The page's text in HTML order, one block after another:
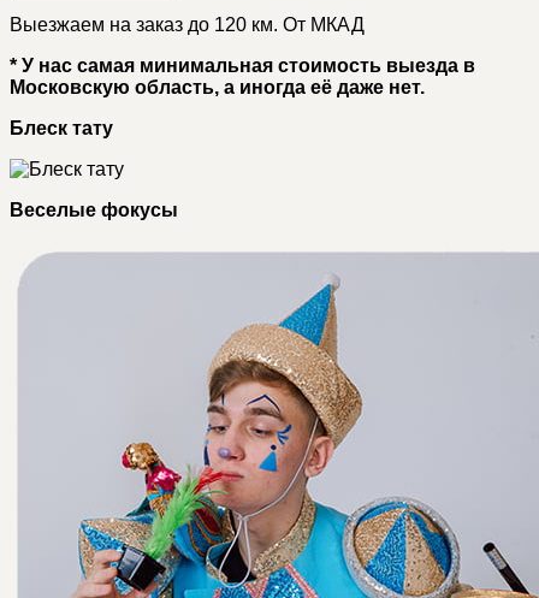
Выезжаем на заказ до 120 км. От МКАД
* У нас самая минимальная стоимость выезда в
Московскую область, а иногда её даже нет.
Блеск тату
Веселые фокусы